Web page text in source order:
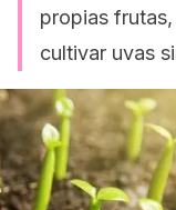
propias
cultivar uvas